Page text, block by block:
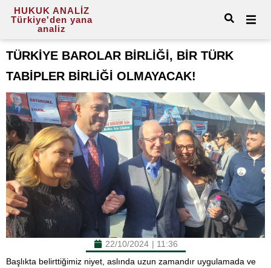
HUKUK ANALİZ
Türkiye'den yana
analiz
TÜRKİYE BAROLAR BİRLİĞİ, BİR TÜRK
TABİPLER BİRLİĞİ OLMAYACAK!
22/10/2024 | 11:36
Başlıkta belirttiğimiz niyet, aslında uzun zamandır uygulamada ve